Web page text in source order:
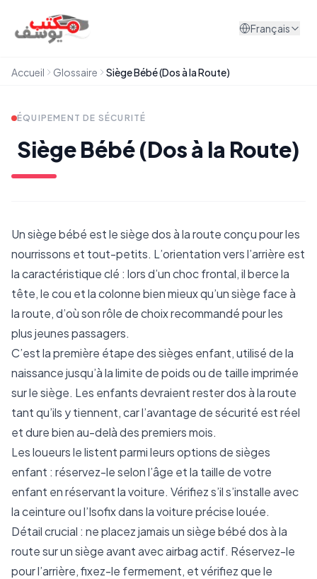
Français
Accueil Glossaire Siège Bébé (Dos à la Route)
ÉQUIPEMENT DE SÉCURITÉ
Siège Bébé (Dos à la Route)
Un siège bébé est le siège dos à la route conçu pour les
nourrissons et tout-petits. L’orientation vers l’arrière est
la caractéristique clé : lors d’un choc frontal, il berce la
tête, le cou et la colonne bien mieux qu’un siège face à
la route, d’où son rôle de choix recommandé pour les
plus jeunes passagers.
C’est la première étape des sièges enfant, utilisé de la
naissance jusqu’à la limite de poids ou de taille imprimée
sur le siège. Les enfants devraient rester dos à la route
tant qu’ils y tiennent, car l’avantage de sécurité est réel
et dure bien au-delà des premiers mois.
Les loueurs le listent parmi leurs options de sièges
enfant : réservez-le selon l’âge et la taille de votre
enfant en réservant la voiture. Vérifiez s’il s’installe avec
la ceinture ou l’Isofix dans la voiture précise louée.
Détail crucial : ne placez jamais un siège bébé dos à la
route sur un siège avant avec airbag actif. Réservez-le
pour l’arrière, fixez-le fermement, et vérifiez que le